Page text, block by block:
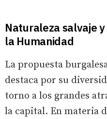
Naturaleza salvaje
la Humanidad
La propuesta
destaca por su
torno a los grandes
la capital. En materia